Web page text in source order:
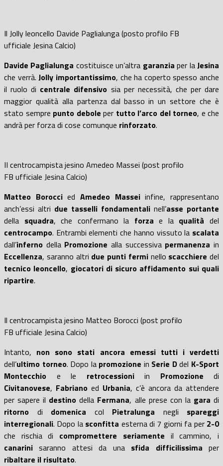
Il Jolly leoncello Davide Paglialunga (posto profilo FB
ufficiale Jesina Calcio)
Davide Paglialunga costituisce un’altra garanzia per laJesina
che verrà.Jolly importantissimo, che ha coperto spesso anche
il ruolo di centrale difensivo sia per necessità, che per dare
maggior qualità alla partenza dal basso in un settore che è
stato sempre punto debole per tutto l’arco del torneo, e che
andrà per forza di cose comunque rinforzato.
II centrocampista jesino Amedeo Massei (post profilo
FB ufficiale Jesina Calcio)
Matteo BorocciedAmedeo Masseiinfine, rappresentano
anch’essi altri due tasselli fondamentali nell’asse portante
della squadra, che confermano la forza e la qualità del
centrocampo. Entrambi elementi che hanno vissuto la scalata
dall’inferno della Promozione alla successiva permanenza in
Eccellenza, saranno altri due punti ferminello scacchiere del
tecnico leoncello, giocatori di sicuro affidamento sui quali
ripartire.
Il centrocampista jesino Matteo Borocci (post profilo
FB ufficiale Jesina Calcio)
Intanto, non sono stati ancora emessi tutti i verdetti
dell’ultimo torneo. Dopo la promozione in Serie Ddel K-Sport
Montecchio e le retrocessioniin Promozione di
Civitanovese, Fabriano ed Urbania, c’è ancora da attendere
per sapere il destino della Fermana, alle prese con la gara di
ritorno di domenica col Pietralunga negli spareggi
interregionali. Dopo la sconfitta esterna di 7 giorni fa per2-0
che rischia di compromettere seriamente il cammino, i
canarini saranno attesi da una sfida difficilissima per
ribaltare il risultato.